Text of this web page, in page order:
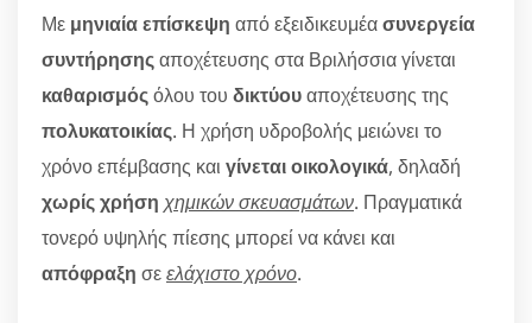
Με μηνιαία επίσκεψη από εξειδικευμέασυνεργεία
συντήρησηςαποχέτευσης στα Βριλήσσια γίνεται
καθαρισμόςόλου του δικτύουαποχέτευσης της
πολυκατοικίας. Η χρήση υδροβολής μειώνει το
χρόνο επέμβασης και γίνεται οικολογικά, δηλαδή
χωρίς χρήση χημικών σκευασμάτων. Πραγματικά
τονερό υψηλής πίεσης μπορεί να κάνει και
απόφραξη σεελάχιστο χρόνο.